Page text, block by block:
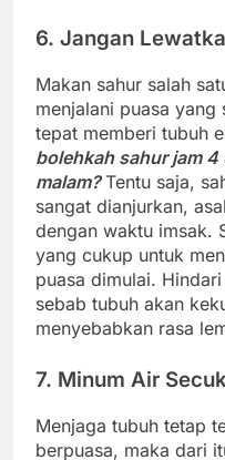
6. Jangan
Makan sahur salah
menjalani puasa yang
tepat memberi tubuh
bolehkah sahur jam 4
malam?Tentu saja,
sangat dianjurkan,
dengan waktu imsak.
yang cukup untuk
puasa dimulai.
sebab tubuh akan
menyebabkan rasa
7. Minum Air
Menjaga tubuh tetap
berpuasa, maka dari